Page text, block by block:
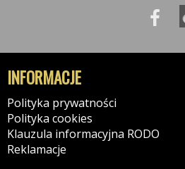
INFORMACJE
Polityka prywatności
Polityka cookies
Klauzula informacyjna RODO
Reklamacje